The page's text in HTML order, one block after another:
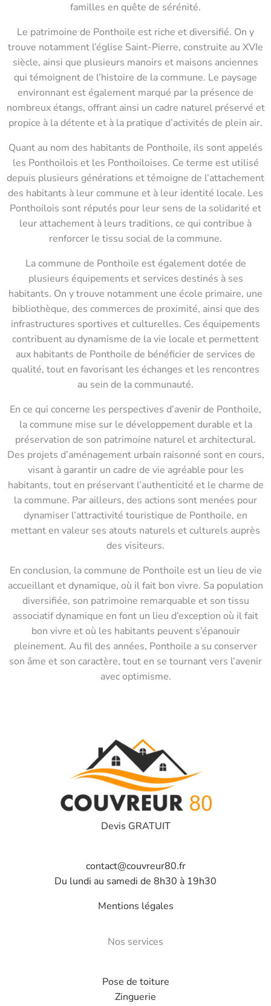
familles en quête de sérénité.
Le patrimoine de Ponthoile est riche et diversifié. On y
trouve notamment l’église Saint-Pierre, construite au XVIe
siècle, ainsi que plusieurs manoirs et maisons anciennes
qui témoignent de l’histoire de la commune. Le paysage
environnant est également marqué par la présence de
nombreux étangs, offrant ainsi un cadre naturel préservé et
propice à la détente et à la pratique d’activités de plein air.
Quant au nom des habitants de Ponthoile, ils sont appelés
les Ponthoilois et les Ponthoiloises. Ce terme est utilisé
depuis plusieurs générations et témoigne de l’attachement
des habitants à leur commune et à leur identité locale. Les
Ponthoilois sont réputés pour leur sens de la solidarité et
leur attachement à leurs traditions, ce qui contribue à
renforcer le tissu social de la commune.
La commune de Ponthoile est également dotée de
plusieurs équipements et services destinés à ses
habitants. On y trouve notamment une école primaire, une
bibliothèque, des commerces de proximité, ainsi que des
infrastructures sportives et culturelles. Ces équipements
contribuent au dynamisme de la vie locale et permettent
aux habitants de Ponthoile de bénéficier de services de
qualité, tout en favorisant les échanges et les rencontres
au sein de la communauté.
En ce qui concerne les perspectives d’avenir de Ponthoile,
la commune mise sur le développement durable et la
préservation de son patrimoine naturel et architectural.
Des projets d’aménagement urbain raisonné sont en cours,
visant à garantir un cadre de vie agréable pour les
habitants, tout en préservant l’authenticité et le charme de
la commune. Par ailleurs, des actions sont menées pour
dynamiser l’attractivité touristique de Ponthoile, en
mettant en valeur ses atouts naturels et culturels auprès
des visiteurs.
En conclusion, la commune de Ponthoile est un lieu de vie
accueillant et dynamique, où il fait bon vivre. Sa population
diversifiée, son patrimoine remarquable et son tissu
associatif dynamique en font un lieu d’exception où il fait
bon vivre et où les habitants peuvent s’épanouir
pleinement. Au fil des années, Ponthoile a su conserver
son âme et son caractère, tout en se tournant vers l’avenir
avec optimisme.
Devis GRATUIT
contact@couvreur80.fr
Du lundi au samedi de 8h30 à 19h30
Mentions légales
Nos services
Pose de toiture
Zinguerie